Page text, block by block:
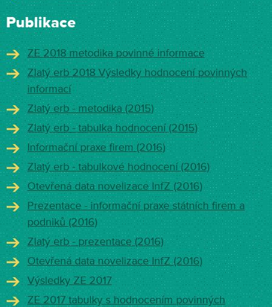
Publikace
ZE 2018 metodika povinné informace
Zlatý erb 2018 Výsledky hodnocení povinných
informací
Zlatý erb - metodika (2015)
Zlatý erb - tabulka hodnocení (2015)
Informační praxe firem (2016)
Zlatý erb - tabulkové hodnocení (2016)
Otevřená data novelizace InfZ (2016)
Prezentace - informační praxe státních firem a
podniků (2016)
Zlatý erb - prezentace (2016)
Otevřená data novelizace InfZ (2016)
Výsledky ZE 2017
ZE 2017 tabulky s hodnocením povinných